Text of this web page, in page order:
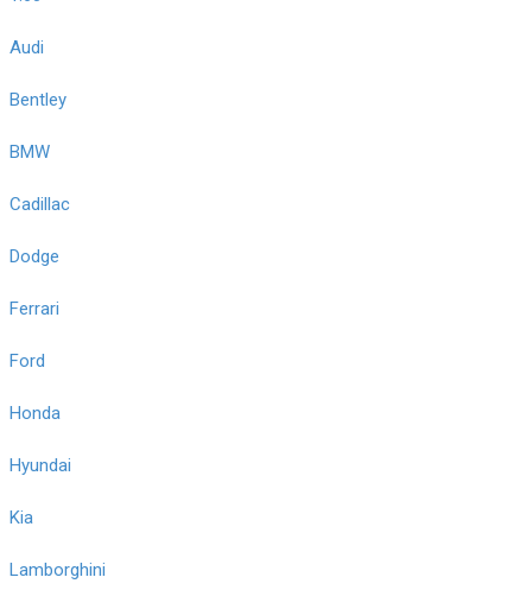
Audi
Bentley
BMW
Cadillac
Dodge
Ferrari
Ford
Honda
Hyundai
Kia
Lamborghini